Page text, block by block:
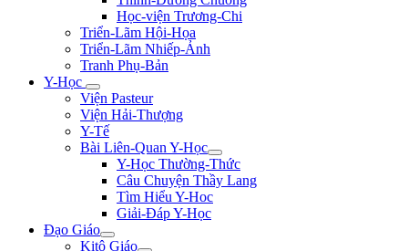
Học-viện Trương-Chi
Triển-Lãm Hội-Họa
Triển-Lãm Nhiếp-Ảnh
Tranh Phụ-Bản
Y-Học
Viện Pasteur
Viện Hải-Thượng
Y-Tế
Bài Liên-Quan Y-Học
Y-Học Thường-Thức
Câu Chuyện Thầy Lang
Tìm Hiểu Y-Hoc
Giải-Đáp Y-Học
Đạo Giáo
Kitô Giáo